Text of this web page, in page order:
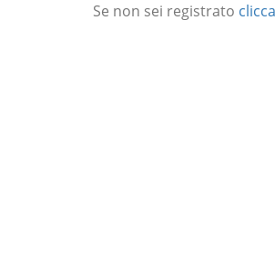
Se non sei registrato